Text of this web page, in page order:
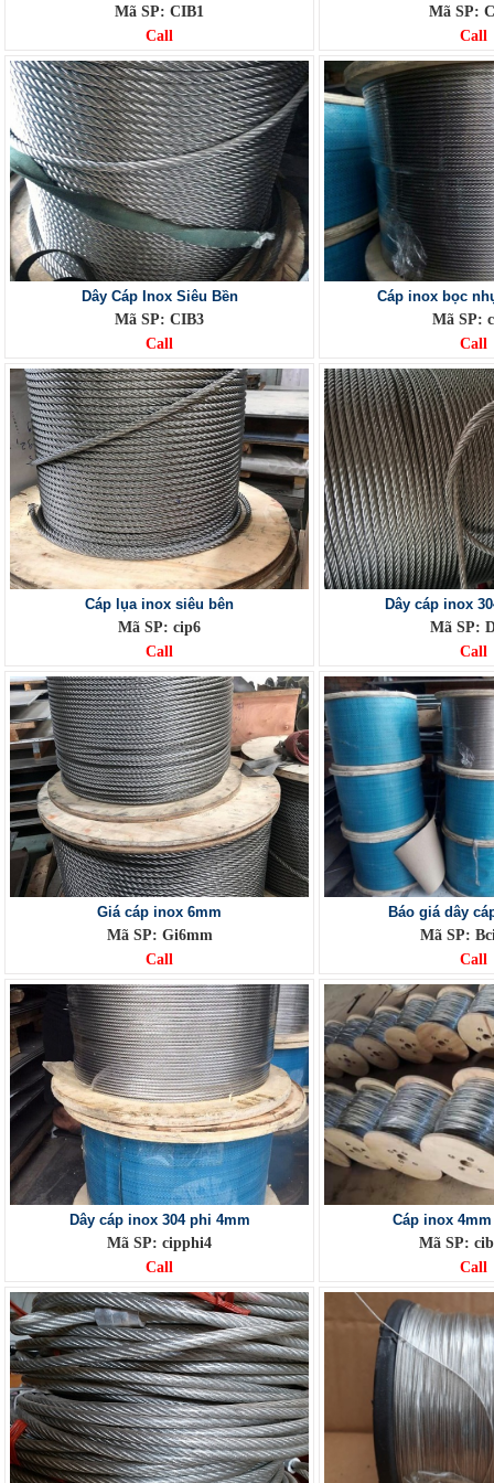
Mã SP: CIB1
Call
Mã SP:
Call
Dây Cáp Inox Siêu Bền
Mã SP: CIB3
Call
Cáp inox bọc
Mã SP:
Call
Cáp lụa inox siêu bên
Mã SP: cip6
Call
Dây cáp inox
Mã SP:
Call
Giá cáp inox 6mm
Mã SP: Gi6mm
Call
Báo giá dây
Mã SP:
Call
Dây cáp inox 304 phi 4mm
Mã SP: cipphi4
Call
Cáp inox
Mã SP:
Call